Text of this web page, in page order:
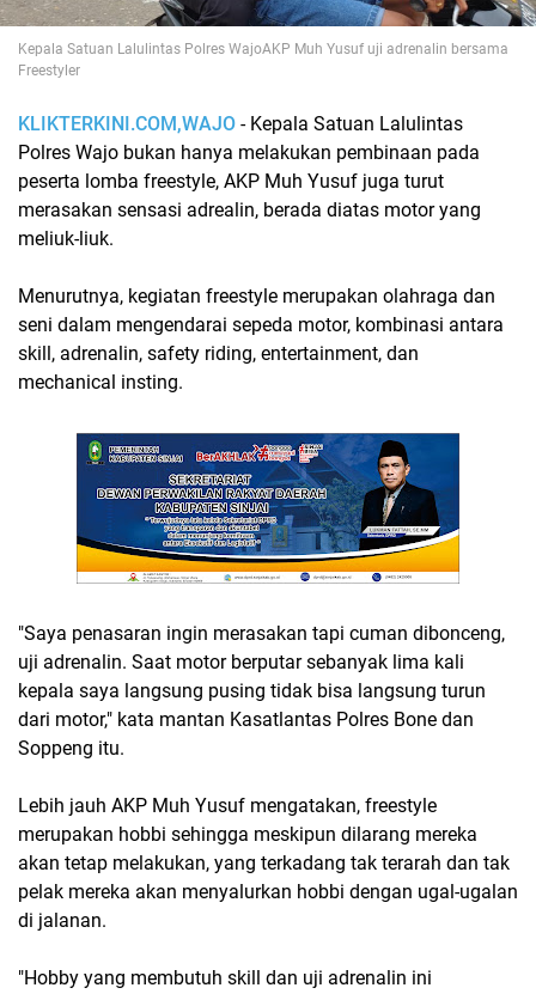
Kepala Satuan Lalulintas Polres WajoAKP Muh Yusuf uji adrenalin bersama
Freestyler
KLIKTERKINI.COM,WAJO - Kepala Satuan Lalulintas
Polres Wajo bukan hanya melakukan pembinaan pada
peserta lomba freestyle, AKP Muh Yusuf juga turut
merasakan sensasi adrealin, berada diatas motor yang
meliuk-liuk.
Menurutnya, kegiatan freestyle merupakan olahraga dan
seni dalam mengendarai sepeda motor, kombinasi antara
skill, adrenalin, safety riding, entertainment, dan
mechanical insting.
"Saya penasaran ingin merasakan tapi cuman dibonceng,
uji adrenalin. Saat motor berputar sebanyak lima kali
kepala saya langsung pusing tidak bisa langsung turun
dari motor," kata mantan Kasatlantas Polres Bone dan
Soppeng itu.
Lebih jauh AKP Muh Yusuf mengatakan, freestyle
merupakan hobbi sehingga meskipun dilarang mereka
akan tetap melakukan, yang terkadang tak terarah dan tak
pelak mereka akan menyalurkan hobbi dengan ugal-ugalan
di jalanan.
"Hobby yang membutuh skill dan uji adrenalin ini